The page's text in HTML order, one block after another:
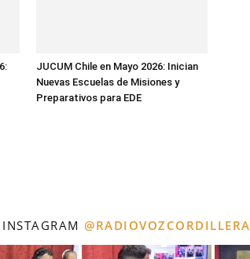
JUCUM Chile en Mayo 2026: Inician
Nuevas Escuelas de Misiones y
Preparativos para EDE
INSTAGRAM@RADIOVOZCORDILLERA